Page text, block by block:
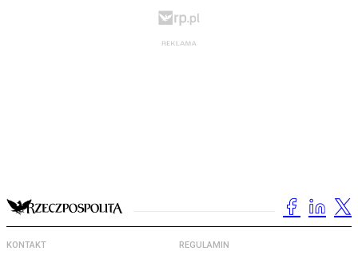
KONTAKT REGULAMIN